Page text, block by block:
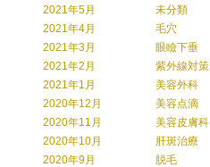
2021年5月
2021年4月
2021年3月
2021年2月
2021年1月
2020年12月
2020年11月
2020年10月
2020年9月
未分類
毛穴
眼瞼下垂
紫外線対策
美容外科
美容点滴
美容皮膚科
肝斑治療
脱毛